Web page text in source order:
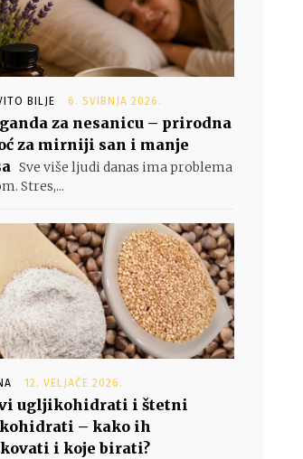
BILJE 6. SVIBNJA 2026.
za nesanicu – prirodna
za mirniji san i manje
Sve više ljudi danas ima problema
Stres,...
12. VELJAČE 2026.
ugljikohidrati i štetni
– kako ih
i koje birati?